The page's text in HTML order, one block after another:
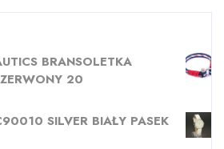
BRANSOLETKA
20
SILVER BIAŁY PASEK